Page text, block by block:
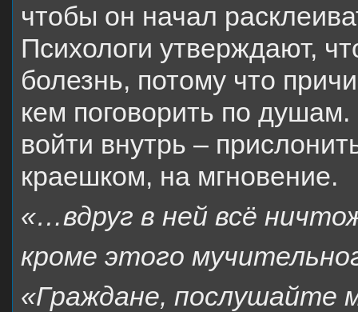
чтобы он начал
Психологи утверждают,
болезнь, потому что
кем поговорить по душам.
войти внутрь –
краешком, на мгновение.
«…вдруг в ней всё
кроме этого
«Граждане, послушайте